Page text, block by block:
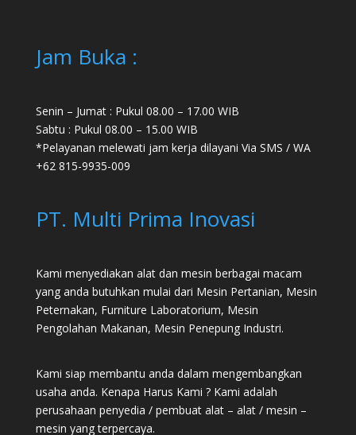
Jam Buka :
Senin – Jumat : Pukul 08.00 – 17.00 WIB
Sabtu : Pukul 08.00 – 15.00 WIB
*Pelayanan melewati jam kerja dilayani Via SMS / WA
+62 815-9935-009
PT. Multi Prima Inovasi
Kami menyediakan alat dan mesin berbagai macam
yang anda butuhkan mulai dari Mesin Pertanian, Mesin
Peternakan, Furniture Laboratorium, Mesin
Pengolahan Makanan, Mesin Penepung Industri.
Kami siap membantu anda dalam mengembangkan
usaha anda. Kenapa Harus Kami ? Kami adalah
perusahaan penyedia / pembuat alat – alat / mesin –
mesin yang terpercaya.